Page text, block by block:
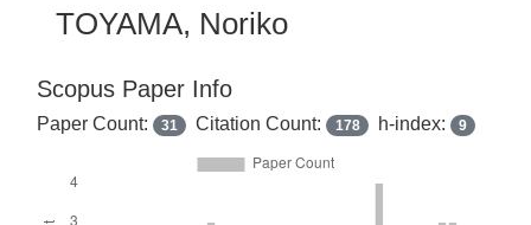
TOYAMA, Noriko
Scopus Paper Info
Paper Count: 31 Citation Count: 178 h-index: 9